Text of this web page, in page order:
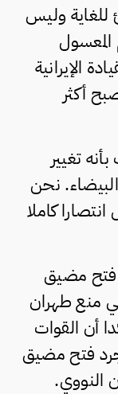
للغاية وليس
الإيرانية
أكثر
تغيير
نحن
انتصارا كاملا
فتح مضيق
منع طهران
أن القوات
فتح مضيق
النووي.